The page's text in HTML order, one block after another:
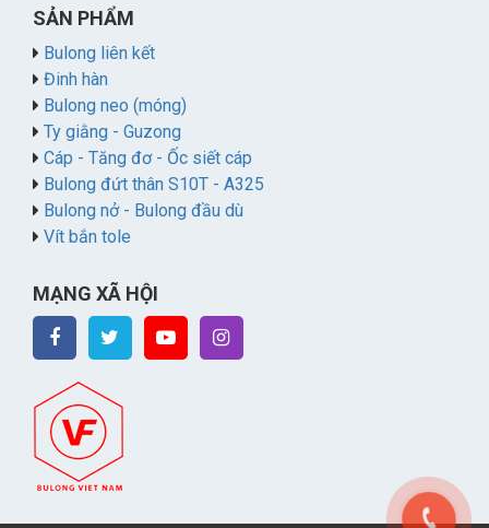
SẢN PHẨM
Bulong liên kết
Đinh hàn
Bulong neo (móng)
Ty giằng - Guzong
Cáp - Tăng đơ - Ốc siết cáp
Bulong đứt thân S10T - A325
Bulong nở - Bulong đầu dù
Vít bắn tole
MẠNG XÃ HỘI